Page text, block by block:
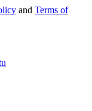
and Terms of